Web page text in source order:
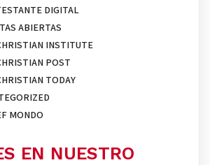
DIGITAL
ABIERTAS
INSTITUTE
POST
TODAY
MONDO
EN NUESTRO